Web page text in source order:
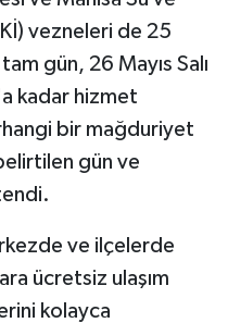
vezneleri de 25
gün, 26 Mayıs Salı
kadar hizmet
bir mağduriyet
gün ve
ve ilçelerde
ücretsiz ulaşım
kolayca